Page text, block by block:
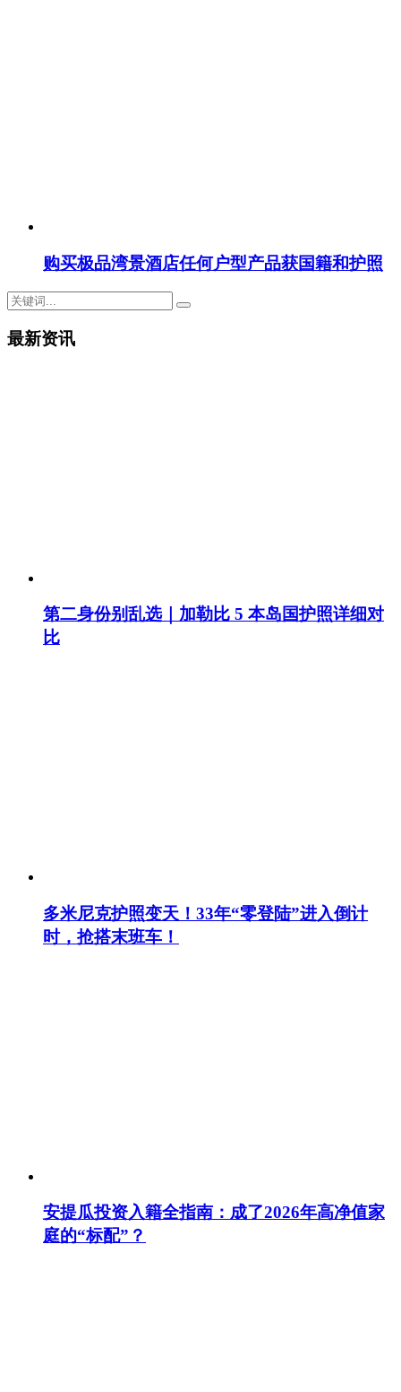
购买极品湾景酒店任何户型产品获国籍和护照
最新资讯
第二身份别乱选｜加勒比 5 本岛国护照详细对
比
多米尼克护照变天！33年“零登陆”进入倒计
时，抢搭末班车！
安提瓜投资入籍全指南：成了2026年高净值家
庭的“标配”？